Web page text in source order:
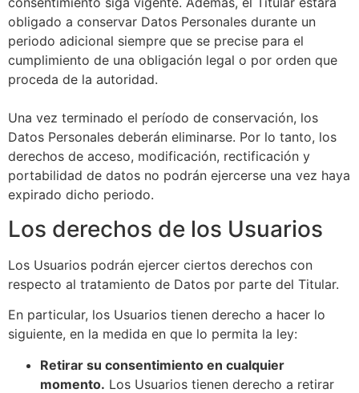
obligado a conservar Datos Personales durante un
periodo adicional siempre que se precise para el
cumplimiento de una obligación legal o por orden que
proceda de la autoridad.
Una vez terminado el período de conservación, los
Datos Personales deberán eliminarse. Por lo tanto, los
derechos de acceso, modificación, rectificación y
portabilidad de datos no podrán ejercerse una vez haya
expirado dicho periodo.
Los derechos de los Usuarios
Los Usuarios podrán ejercer ciertos derechos con
respecto al tratamiento de Datos por parte del Titular.
En particular, los Usuarios tienen derecho a hacer lo
siguiente, en la medida en que lo permita la ley:
Retirar su consentimiento en cualquier
momento. Los Usuarios tienen derecho a retirar